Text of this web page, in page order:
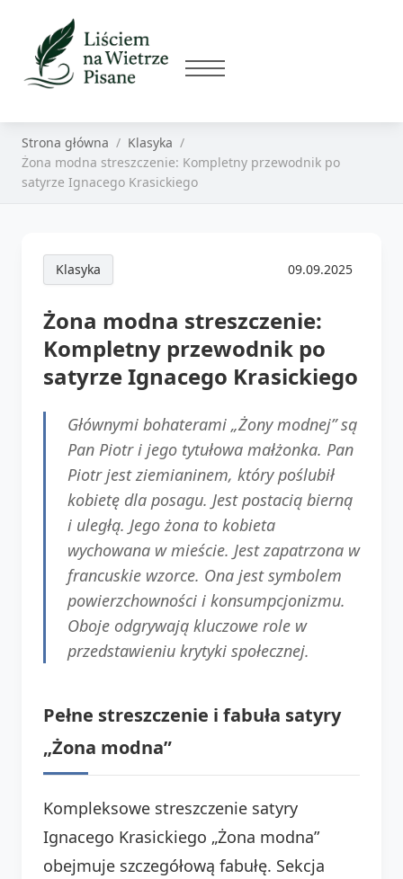
Strona główna
Klasyka
Żona modna streszczenie: Kompletny przewodnik po
satyrze Ignacego Krasickiego
Klasyka 09.09.2025
Żona modna streszczenie:
Kompletny przewodnik po
satyrze Ignacego Krasickiego
Głównymi bohaterami „Żony modnej” są
Pan Piotr i jego tytułowa małżonka. Pan
Piotr jest ziemianinem, który poślubił
kobietę dla posagu. Jest postacią bierną
i uległą. Jego żona to kobieta
wychowana w mieście. Jest zapatrzona w
francuskie wzorce. Ona jest symbolem
powierzchowności i konsumpcjonizmu.
Oboje odgrywają kluczowe role w
przedstawieniu krytyki społecznej.
Pełne streszczenie i fabuła satyry
„Żona modna”
Kompleksowe streszczenie satyry
Ignacego Krasickiego „Żona modna”
obejmuje szczegółową fabułę. Sekcja